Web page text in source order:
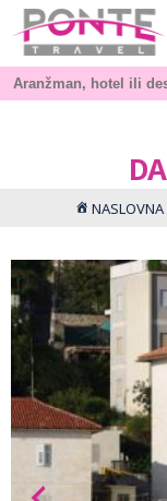
NASLOVNA